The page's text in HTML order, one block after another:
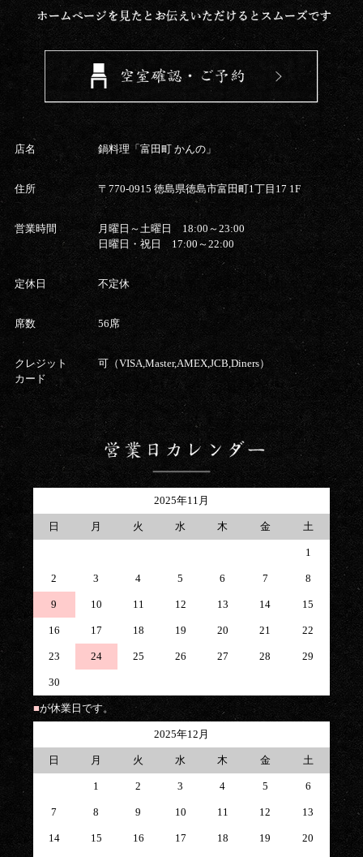
店名 鍋料理「富田町 かんの」
住所 〒770-0915 徳島県徳島市富田町1丁目17 1F
営業時間
月曜日～土曜日 18:00～23:00
日曜日・祝日 17:00～22:00
定休日 不定休
席数 56席
クレジット
カード
可（VISA,Master,AMEX,JCB,Diners）
2025年11月
日 月 火 水 木 金 土
1
2 3 4 5 6 7 8
9 10 11 12 13 14 15
16 17 18 19 20 21 22
23 24 25 26 27 28 29
30
■が休業日です。
2025年12月
日 月 火 水 木 金 土
1 2 3 4 5 6
7 8 9 10 11 12 13
14 15 16 17 18 19 20